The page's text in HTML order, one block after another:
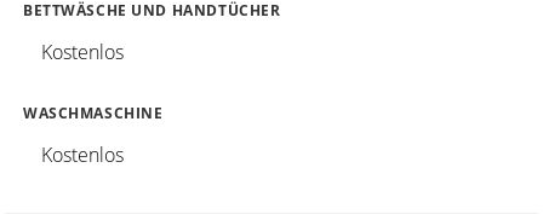
BETTWÄSCHE UND HANDTÜCHER
Kostenlos
WASCHMASCHINE
Kostenlos